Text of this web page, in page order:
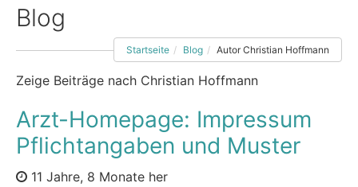
Blog
Startseite Blog Autor Christian Hoffmann
Zeige Beiträge nach Christian Hoffmann
Arzt-Homepage: Impressum
Pflichtangaben und Muster
11 Jahre, 8 Monate her